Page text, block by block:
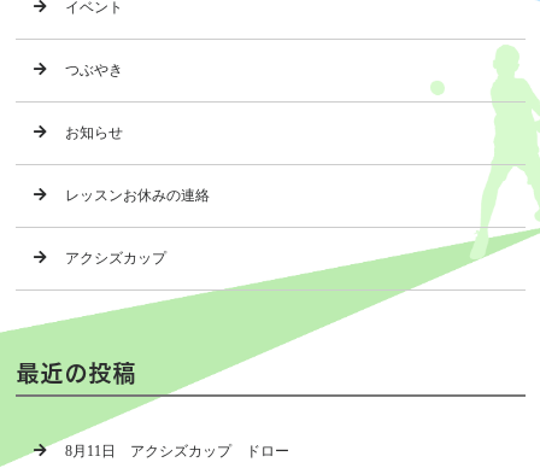
イベント
つぶやき
お知らせ
レッスンお休みの連絡
アクシズカップ
最近の投稿
8月11日 アクシズカップ ドロー